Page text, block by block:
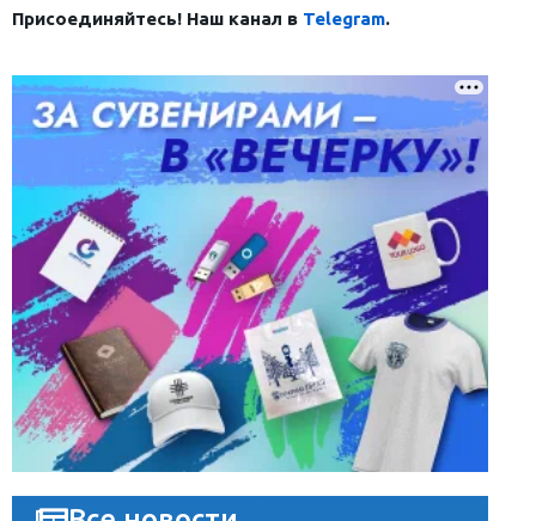
Присоединяйтесь! Наш канал в Telegram.